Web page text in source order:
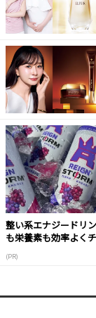
整い系エナジードリ
も栄養素も効率よく
(PR)